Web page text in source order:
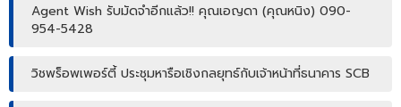
Agent Wish รับมัดจำอีกแล้ว!! คุณเอญดา (คุณหนิง) 090-
954-5428
วิชพร็อพเพอร์ตี้ ประชุมหารือเชิงกลยุทธ์กับเจ้าหน้าที่ธนาคาร SCB